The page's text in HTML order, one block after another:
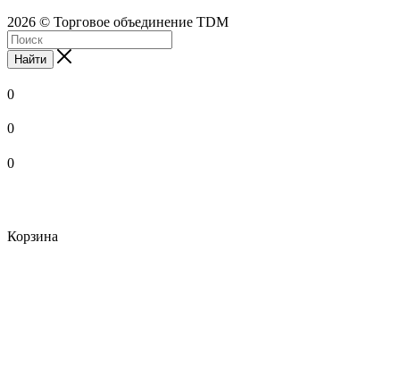
2026 © Торговое объединение TDM
Найти
0
0
0
Корзина